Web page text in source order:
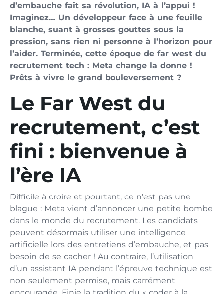
d’embauche fait sa révolution, IA à l’appui !
Imaginez… Un développeur face à une feuille
blanche, suant à grosses gouttes sous la
pression, sans rien ni personne à l’horizon pour
l’aider. Terminée, cette époque de far west du
recrutement tech : Meta change la donne !
Prêts à vivre le grand bouleversement ?
Le Far West du
recrutement, c’est
fini : bienvenue à
l’ère IA
Difficile à croire et pourtant, ce n’est pas une
blague : Meta vient d’annoncer une petite bombe
dans le monde du recrutement. Les candidats
peuvent désormais utiliser une intelligence
artificielle lors des entretiens d’embauche, et pas
besoin de se cacher ! Au contraire, l’utilisation
d’un assistant IA pendant l’épreuve technique est
non seulement permise, mais carrément
encouragée. Finie la tradition du « coder à la